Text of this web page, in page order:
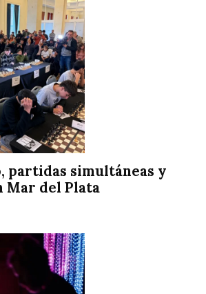
partidas simultáneas y
Mar del Plata